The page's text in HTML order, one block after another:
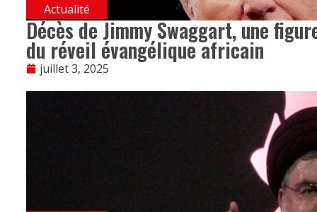
Actualité
Décès de Jimmy Swaggart, une
du réveil évangélique africain
juillet 3, 2025